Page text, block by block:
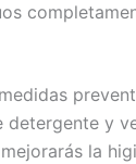
y
la